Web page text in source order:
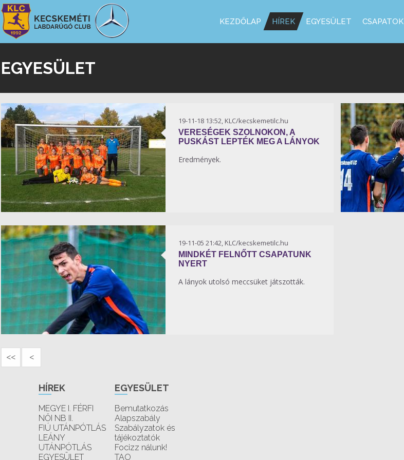
KEZDŐLAP HÍREK EGYESÜLET CSAPATOK
EGYESÜLET
19-11-18 13:52, KLC/kecskemetilc.hu
VERESÉGEK SZOLNOKON, A
PUSKÁST LEPTÉK MEG A LÁNYOK
Eredmények.
19-11-05 21:42, KLC/kecskemetilc.hu
MINDKÉT FELNŐTT CSAPATUNK
NYERT
A lányok utolsó meccsüket játszották.
<< <
HÍREK
MEGYE I. FÉRFI
NŐI NB II.
FIÚ UTÁNPÓTLÁS
LEÁNY
UTÁNPÓTLÁS
EGYESÜLET
EGYESÜLET
Bemutatkozás
Alapszabály
Szabályzatok és
tájékoztatók
Focizz nálunk!
TAO